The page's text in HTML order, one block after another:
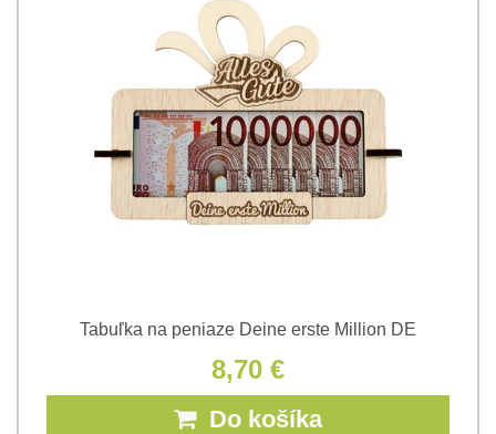
Tabuľka na peniaze Deine erste Million DE
8,70 €
Do košíka